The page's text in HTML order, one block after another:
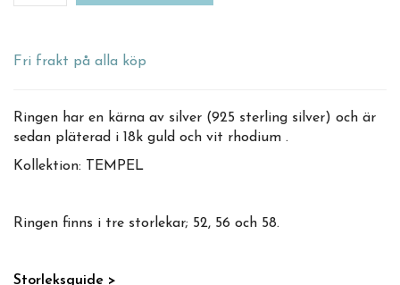
Fri frakt på alla köp
Ringen har en kärna av silver (925 sterling silver) och är
sedan pläterad i 18k guld och vit rhodium .
Kollektion: TEMPEL
Ringen finns i tre storlekar; 52, 56 och 58.
Storleksguide >